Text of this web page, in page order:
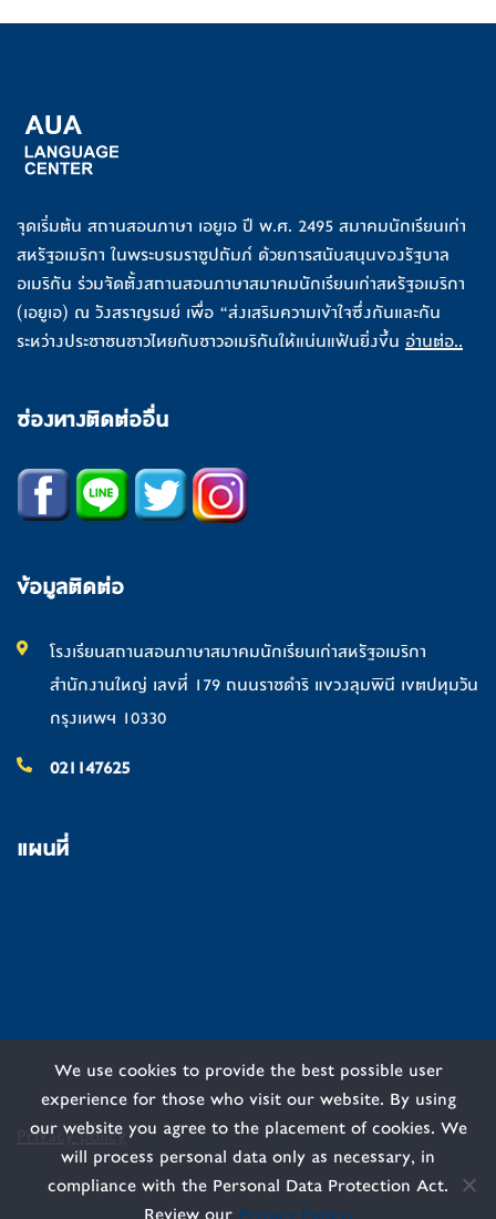
จุดเริ่มต้น สถานสอนภาษา เอยูเอ ปี พ.ศ. 2495 สมาคมนักเรียนเก่า
สหรัฐอเมริกา ในพระบรมราชูปถัมภ์ ด้วยการสนับสนุนของรัฐบาล
อเมริกัน ร่วมจัดตั้งสถานสอนภาษาสมาคมนักเรียนเก่าสหรัฐอเมริกา
(เอยูเอ) ณ วังสราญรมย์ เพื่อ “ส่งเสริมความเข้าใจซึ่งกันและกัน
ระหว่างประชาชนชาวไทยกับชาวอเมริกันให้แน่นแฟ้นยิ่งขึ้น อ่านต่อ..
ช่องทางติดต่ออื่น
ข้อมูลติดต่อ
โรงเรียนสถานสอนภาษาสมาคมนักเรียนเก่าสหรัฐอเมริกา
สำนักงานใหญ่ เลขที่ 179 ถนนราชดำริ แขวงลุมพินี เขตปทุมวัน
กรุงเทพฯ 10330
021147625
แผนที่
Privacy policy
We use cookies to provide the best possible user
experience for those who visit our website. By using
our website you agree to the placement of cookies. We
will process personal data only as necessary, in
compliance with the Personal Data Protection Act.